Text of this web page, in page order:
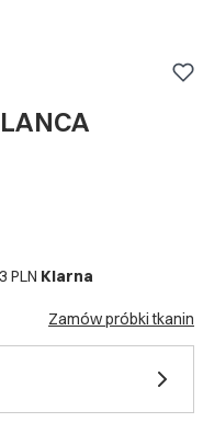
PLN Klarna
Zamów próbki tkanin